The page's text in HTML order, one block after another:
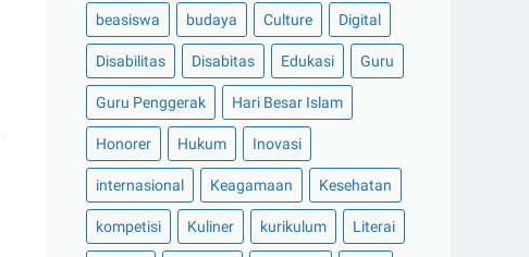
beasiswa budaya Culture Digital
Disabilitas Disabitas Edukasi Guru
Guru Penggerak Hari Besar Islam
Honorer Hukum Inovasi
internasional Keagamaan Kesehatan
kompetisi Kuliner kurikulum Literai